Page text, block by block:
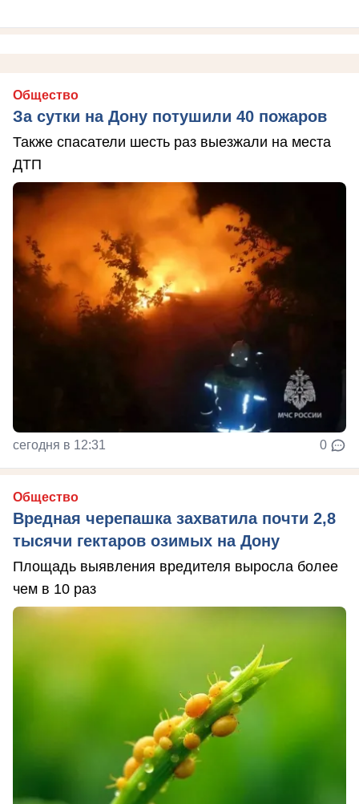
Общество
За сутки на Дону потушили 40 пожаров
Также спасатели шесть раз выезжали на места
ДТП
сегодня в 12:31 0
Общество
Вредная черепашка захватила почти 2,8
тысячи гектаров озимых на Дону
Площадь выявления вредителя выросла более
чем в 10 раз